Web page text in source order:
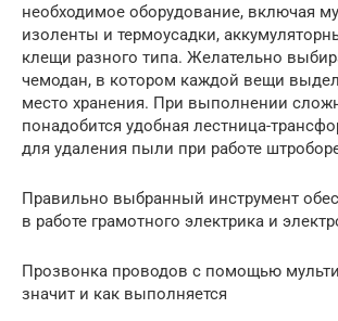
необходимое оборудование, включая
изоленты и термоусадки,
клещи разного типа. Желательно
чемодан, в котором каждой вещи
место хранения. При выполнении
понадобится удобная лестница-
для удаления пыли при работе
Правильно выбранный инструмент
в работе грамотного электрика и
Прозвонка проводов с помощью
значит и как выполняется